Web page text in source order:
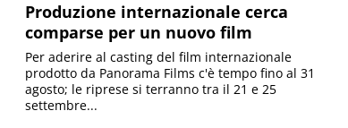
Produzione internazionale cerca
comparse per un nuovo film
Per aderire al casting del film internazionale
prodotto da Panorama Films c'è tempo fino al 31
agosto; le riprese si terranno tra il 21 e 25
settembre...